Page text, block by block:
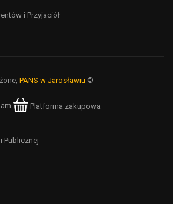
i Przyjaciół
PANS w Jarosławiu ©
Platforma zakupowa
Publicznej